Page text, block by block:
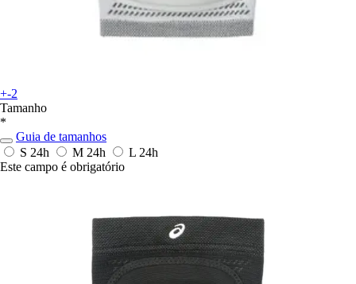
+-2
Tamanho
*
Guia de tamanhos
S 24h M 24h L 24h
Este campo é obrigatório